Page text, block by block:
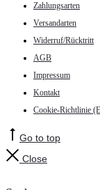
Zahlungsarten
Versandarten
Widerruf/Rücktritt
AGB
Impressum
Kontakt
Cookie-Richtlinie
Go to top
Close